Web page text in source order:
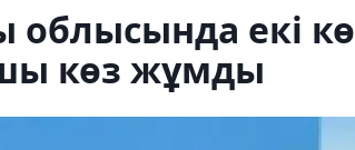
екі
көз жұмды